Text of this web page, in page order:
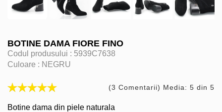
BOTINE DAMA FIORE FINO
Codul produsului : 5939C7638
Culoare : NEGRU
(3 Comentarii) Media: 5 din 5
Botine dama din piele naturala